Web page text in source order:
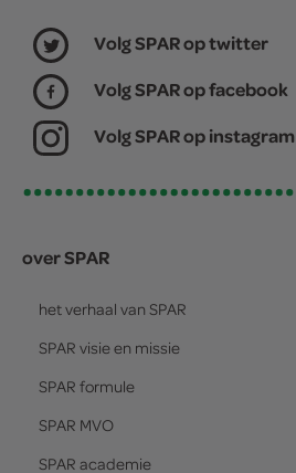
Volg SPAR op twitter
Volg SPAR op facebook
Volg SPAR op instagram
over SPAR
het verhaal van SPAR
SPAR visie en missie
SPAR formule
SPAR MVO
SPAR academie